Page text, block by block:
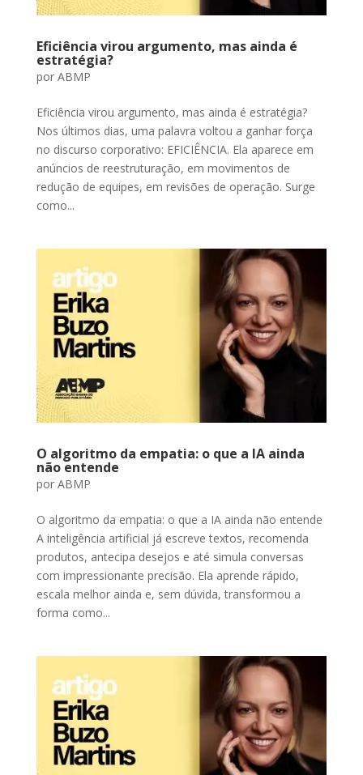
Eficiência virou argumento, mas ainda é
estratégia?
por ABMP
Eficiência virou argumento, mas ainda é estratégia?
Nos últimos dias, uma palavra voltou a ganhar força
no discurso corporativo: EFICIÊNCIA. Ela aparece em
anúncios de reestruturação, em movimentos de
redução de equipes, em revisões de operação. Surge
como...
O algoritmo da empatia: o que a IA ainda
não entende
por ABMP
O algoritmo da empatia: o que a IA ainda não entende
A inteligência artificial já escreve textos, recomenda
produtos, antecipa desejos e até simula conversas
com impressionante precisão. Ela aprende rápido,
escala melhor ainda e, sem dúvida, transformou a
forma como...